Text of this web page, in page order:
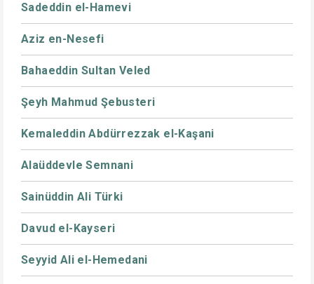
Sadeddin el-Hamevi
Aziz en-Nesefi
Bahaeddin Sultan Veled
Şeyh Mahmud Şebusteri
Kemaleddin Abdürrezzak el-Kaşani
Alaüddevle Semnani
Sainüddin Ali Türki
Davud el-Kayseri
Seyyid Ali el-Hemedani